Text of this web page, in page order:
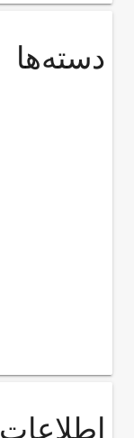
دسته‌ها
اطلاعات